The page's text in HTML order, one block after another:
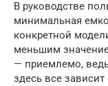
В руководстве
минимальная
конкретной
меньшим
— приемлемо,
здесь все